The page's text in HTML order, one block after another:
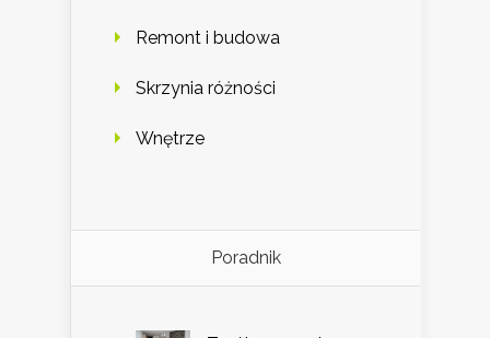
Remont i budowa
Skrzynia różności
Wnętrze
Poradnik